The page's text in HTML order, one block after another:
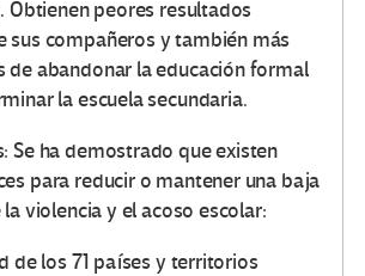
Obtienen peores resultados
sus compañeros y también más
de abandonar la educación formal
la escuela secundaria.
Se ha demostrado que existen
para reducir o mantener una baja
violencia y el acoso escolar:
de los 71 países y territorios